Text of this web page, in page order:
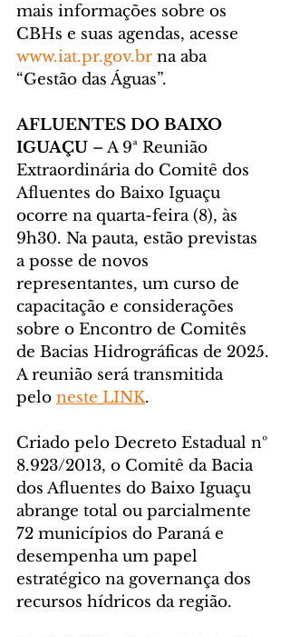
mais informações sobre os
CBHs e suas agendas, acesse
www.iat.pr.gov.br na aba
“Gestão das Águas”.
AFLUENTES DO BAIXO
IGUAÇU – A 9ª Reunião
Extraordinária do Comitê dos
Afluentes do Baixo Iguaçu
ocorre na quarta-feira (8), às
9h30. Na pauta, estão previstas
a posse de novos
representantes, um curso de
capacitação e considerações
sobre o Encontro de Comitês
de Bacias Hidrográficas de 2025.
A reunião será transmitida
pelo neste LINK.
Criado pelo Decreto Estadual nº
8.923/2013, o Comitê da Bacia
dos Afluentes do Baixo Iguaçu
abrange total ou parcialmente
72 municípios do Paraná e
desempenha um papel
estratégico na governança dos
recursos hídricos da região.